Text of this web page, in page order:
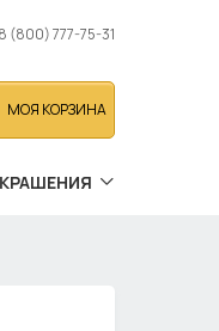
(800) 777-75-31
МОЯ КОРЗИНА